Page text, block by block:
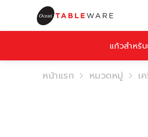
แก้วสำหรั
หน้าแรก หมวดหมู่ เ